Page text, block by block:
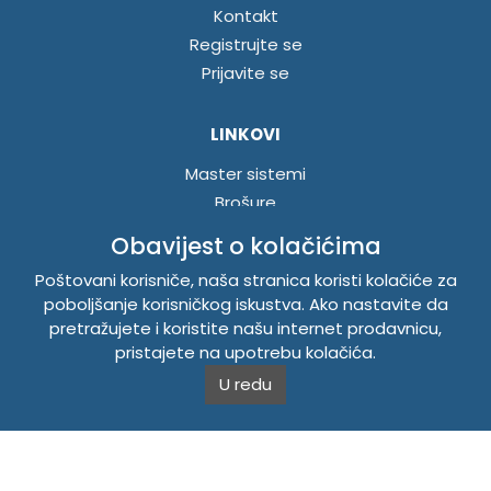
Kontakt
Registrujte se
Prijavite se
LINKOVI
Master sistemi
Brošure
INFORMACIJE
Politika o kolačićima
Uslovi korištenja
Politika privatnosti
Obavijest o kolačićima
Poštovani korisniče, naša stranica koristi kolačiće za
poboljšanje korisničkog iskustva. Ako nastavite da
pretražujete i koristite našu internet prodavnicu,
pristajete na upotrebu kolačića.
U redu